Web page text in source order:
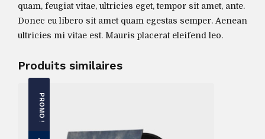
quam, feugiat vitae, ultricies eget, tempor sit amet, ante.
Donec eu libero sit amet quam egestas semper. Aenean
ultricies mi vitae est. Mauris placerat eleifend leo.
Produits similaires
PROMO !